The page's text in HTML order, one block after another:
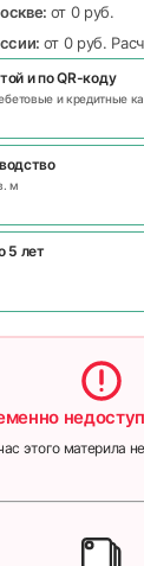
от 0 руб.
от 0 руб.
и поQR-коду
и кредитные
м
5 лет
этого материла